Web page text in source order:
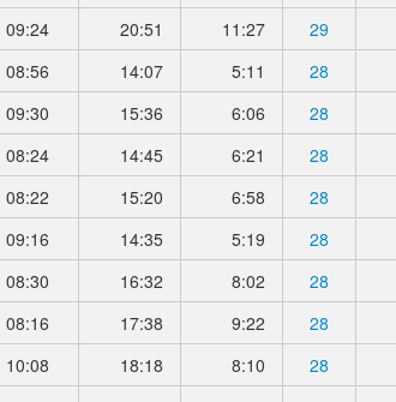
09:24 20:51 11:27 29
08:56 14:07 5:11 28
09:30 15:36 6:06 28
08:24 14:45 6:21 28
08:22 15:20 6:58 28
09:16 14:35 5:19 28
08:30 16:32 8:02 28
08:16 17:38 9:22 28
10:08 18:18 8:10 28